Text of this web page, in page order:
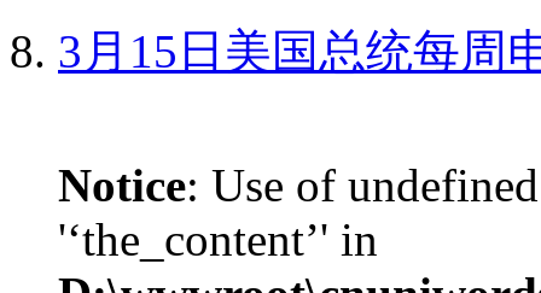
3月15日美国总统每周
Notice: Use of
'‘the_content’' in